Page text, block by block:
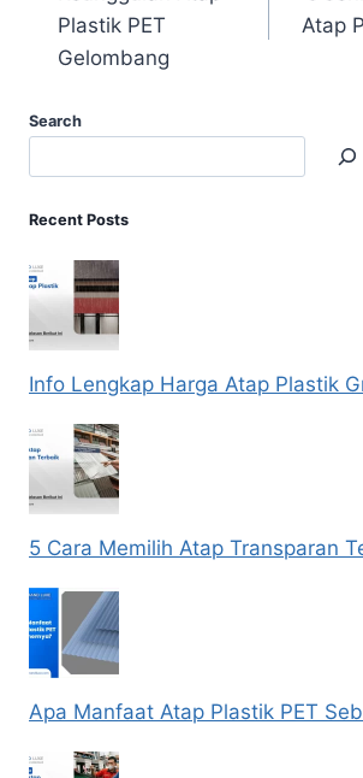
Plastik PET
Gelombang
Atap
Search
Recent Posts
Info Lengkap Harga Atap Plastik
5 Cara Memilih Atap Transparan
Apa Manfaat Atap Plastik PET